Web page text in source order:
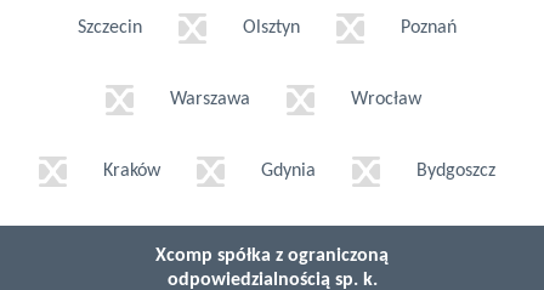
Szczecin Olsztyn Poznań
Warszawa Wrocław
Kraków Gdynia Bydgoszcz
Xcomp spółka z ograniczoną
odpowiedzialnością sp. k.